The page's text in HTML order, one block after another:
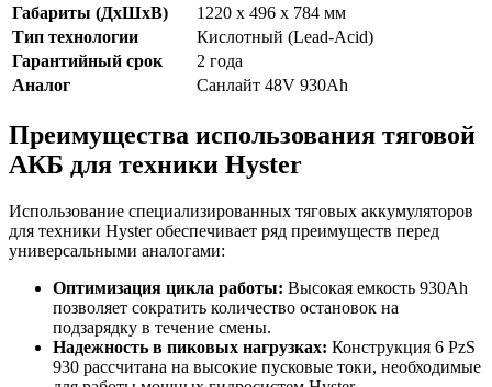
Габариты (ДхШхВ)
1220 x 496 x 784 мм
Тип технологии
Кислотный (Lead-Acid)
Гарантийный срок
2 года
Аналог
Санлайт 48V 930Ah
Преимущества использования тяговой
АКБ для техники Hyster
Использование специализированных тяговых аккумуляторов
для техники Hyster обеспечивает ряд преимуществ перед
универсальными аналогами:
Оптимизация цикла работы: Высокая емкость 930Ah
позволяет сократить количество остановок на
подзарядку в течение смены.
Надежность в пиковых нагрузках: Конструкция 6 PzS
930 рассчитана на высокие пусковые токи, необходимые